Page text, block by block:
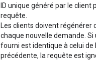
ID unique généré par le client
requête.
Les clients doivent régénérer
chaque nouvelle demande. Si un
fourni est identique à celui de la
précédente, la requête est